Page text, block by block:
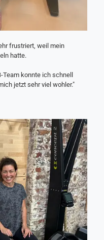
frustriert, weil mein
hatte.
konnte ich schnell
jetzt sehr viel wohler."